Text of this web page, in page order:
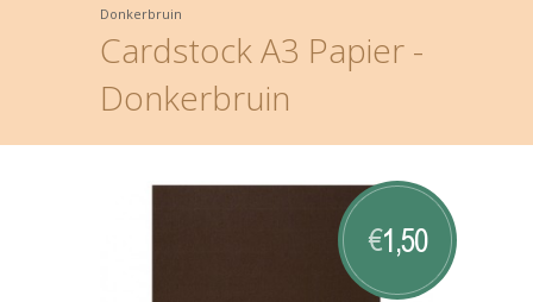
Donkerbruin
Cardstock A3 Papier -
Donkerbruin
€1,50